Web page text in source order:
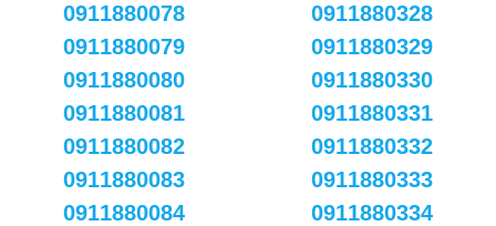
0911880078
0911880079
0911880080
0911880081
0911880082
0911880083
0911880084
0911880328
0911880329
0911880330
0911880331
0911880332
0911880333
0911880334